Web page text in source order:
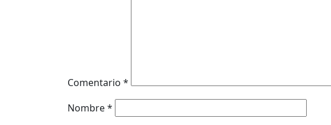
Comentario *
Nombre*